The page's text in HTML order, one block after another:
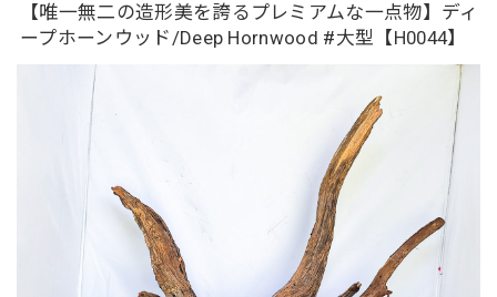
【唯一無二の造形美を誇るプレミアムな一点物】ディ
ープホーンウッド/Deep Hornwood #大型【H0044】